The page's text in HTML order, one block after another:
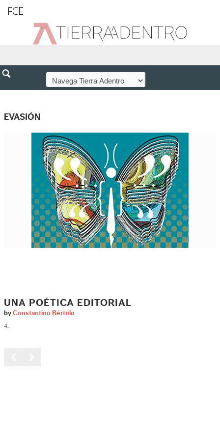
FCE
EVASIÓN
UNA POÉTICA EDITORIAL
by Constantino Bértolo
4.